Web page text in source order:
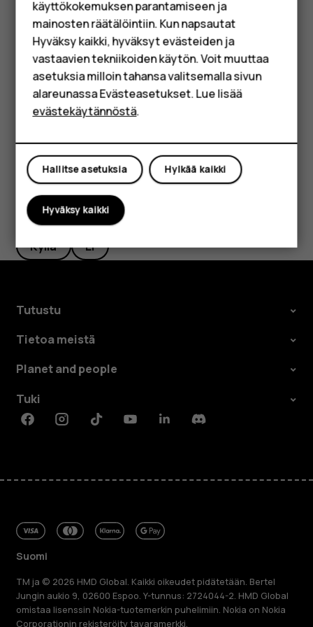
HMD Terra M
Yrityksille
Tabletit
Shop
Jos ilmenee kasvojentunnistusvirhe etkä pysty
käyttämään vaihtoehtoisia sisäänkirjautumistapoja
puhelimen palauttamiseksi tai nollaamiseksi, puhelin on
huollettava. Tästä voi aiheutua lisäkuluja, ja kaikki
puhelimessa olevat henkilökohtaiset tiedot voivat hävitä.
Lisätietoja saat lähimmästä puhelimen valtuutetusta
huoltoliikkeestä tai puhelimen myyjältä.
Oliko tästä apua?
Kyllä Ei
Tutustu
Tietoa meistä
Planet and people
Tuki
FacebookInstagramTiktokYoutubeLinkedinDiscord
Suomi
TM ja © 2026 HMD Global. Kaikki oikeudet pidätetään. Bertel
Jungin aukio 9, 02600 Espoo. Y-tunnus: 2724044-2. HMD Global
omistaa lisenssin Nokia-tuotemerkin puhelimiin. Nokia on Nokia
Corporationin rekisteröity tavaramerkki.
käyttökokemuksen parantamiseen ja
mainosten räätälöintiin. Kun napsautat
Hyväksy kaikki, hyväksyt evästeiden ja
vastaavien tekniikoiden käytön. Voit muuttaa
asetuksia milloin tahansa valitsemalla sivun
alareunassa Evästeasetukset. Lue lisää
evästekäytännöstä.
Hylkää kaikki
Hallitse asetuksia
Hyväksy kaikki